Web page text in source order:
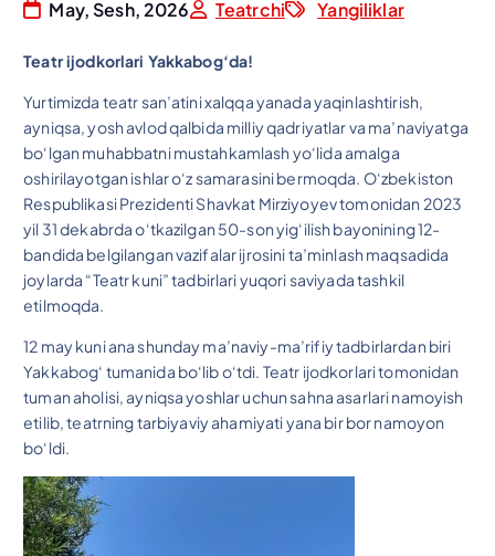
May, Sesh, 2026 Teatrchi Yangiliklar
Teatr ijodkorlari Yakkabog‘da!
Yurtimizda teatr san’atini xalqqa yanada yaqinlashtirish,
ayniqsa, yosh avlod qalbida milliy qadriyatlar va ma’naviyatga
bo‘lgan muhabbatni mustahkamlash yo‘lida amalga
oshirilayotgan ishlar o‘z samarasini bermoqda. O‘zbekiston
Respublikasi Prezidenti Shavkat Mirziyoyev tomonidan 2023
yil 31 dekabrda o‘tkazilgan 50-son yig‘ilish bayonining 12-
bandida belgilangan vazifalar ijrosini ta’minlash maqsadida
joylarda “Teatr kuni” tadbirlari yuqori saviyada tashkil
etilmoqda.
12 may kuni ana shunday ma’naviy-ma’rifiy tadbirlardan biri
Yakkabog‘ tumanida bo‘lib o‘tdi. Teatr ijodkorlari tomonidan
tuman aholisi, ayniqsa yoshlar uchun sahna asarlari namoyish
etilib, teatrning tarbiyaviy ahamiyati yana bir bor namoyon
bo‘ldi.